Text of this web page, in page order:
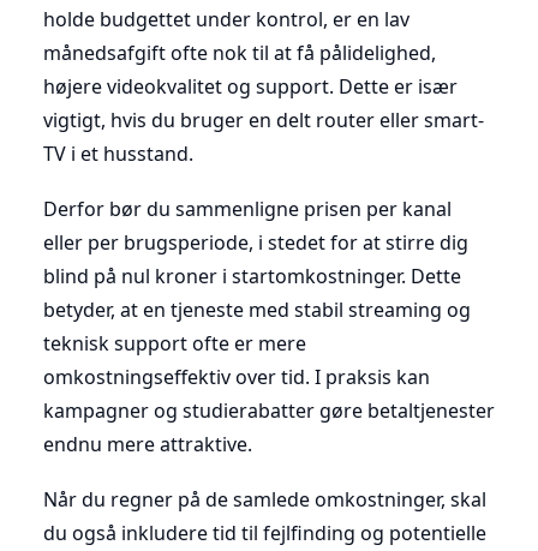
holde budgettet under kontrol, er en lav
månedsafgift ofte nok til at få pålidelighed,
højere videokvalitet og support. Dette er især
vigtigt, hvis du bruger en delt router eller smart-
TV i et husstand.
Derfor bør du sammenligne prisen per kanal
eller per brugsperiode, i stedet for at stirre dig
blind på nul kroner i startomkostninger. Dette
betyder, at en tjeneste med stabil streaming og
teknisk support ofte er mere
omkostningseffektiv over tid. I praksis kan
kampagner og studierabatter gøre betaltjenester
endnu mere attraktive.
Når du regner på de samlede omkostninger, skal
du også inkludere tid til fejlfinding og potentielle